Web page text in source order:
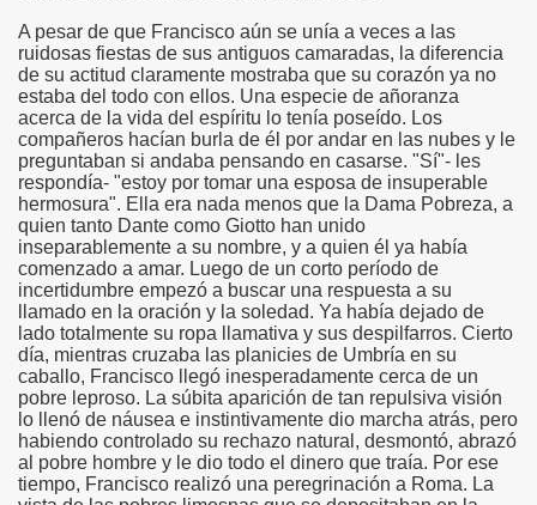
A pesar de que Francisco aún se unía a veces a las
ruidosas fiestas de sus antiguos camaradas, la diferencia
de su actitud claramente mostraba que su corazón ya no
estaba del todo con ellos. Una especie de añoranza
acerca de la vida del espíritu lo tenía poseído. Los
compañeros hacían burla de él por andar en las nubes y le
preguntaban si andaba pensando en casarse. "Sí"- les
respondía- "estoy por tomar una esposa de insuperable
hermosura". Ella era nada menos que la Dama Pobreza, a
quien tanto Dante como Giotto han unido
inseparablemente a su nombre, y a quien él ya había
comenzado a amar. Luego de un corto período de
incertidumbre empezó a buscar una respuesta a su
llamado en la oración y la soledad. Ya había dejado de
lado totalmente su ropa llamativa y sus despilfarros. Cierto
día, mientras cruzaba las planicies de Umbría en su
caballo, Francisco llegó inesperadamente cerca de un
pobre leproso. La súbita aparición de tan repulsiva visión
lo llenó de náusea e instintivamente dio marcha atrás, pero
habiendo controlado su rechazo natural, desmontó, abrazó
al pobre hombre y le dio todo el dinero que traía. Por ese
tiempo, Francisco realizó una peregrinación a Roma. La
chino